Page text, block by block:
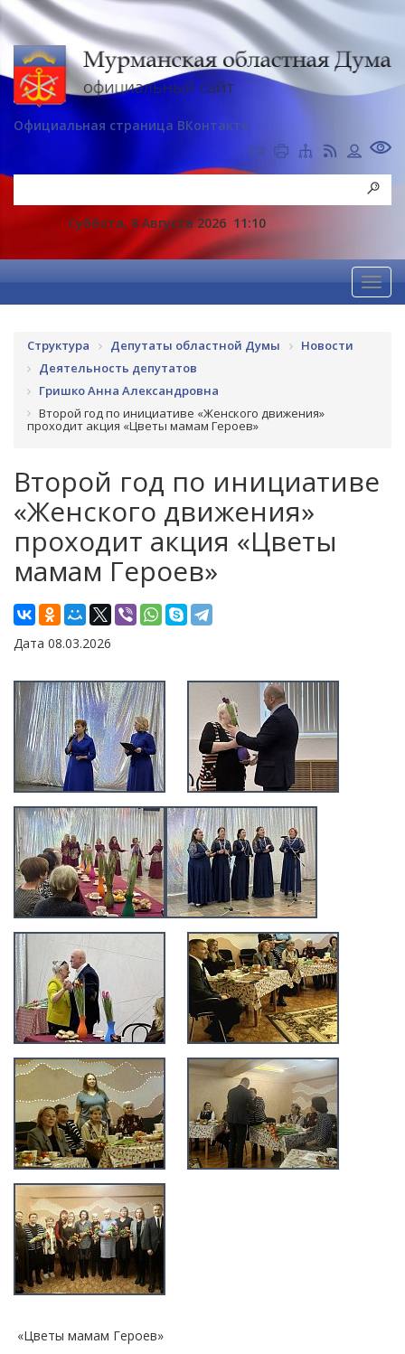
Официальная страница ВКонтакте
Суббота, 8 Августа 2026 11:10
Структура Депутаты областной Думы
Новости
Деятельность депутатов
Гришко Анна Александровна
Второй год по инициативе «Женского движения»
проходит акция «Цветы мамам Героев»
Второй год по инициативе
«Женского движения»
проходит акция «Цветы
мамам Героев»
Дата 08.03.2026
«Цветы мамам Героев»